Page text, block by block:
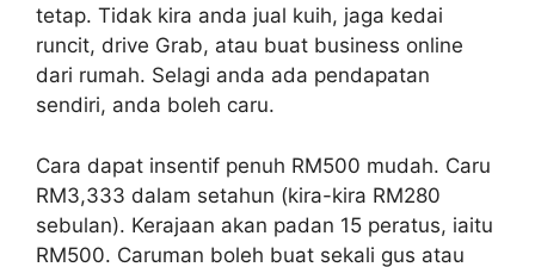
tetap. Tidak kira anda jual kuih, jaga kedai
runcit, drive Grab, atau buat business online
dari rumah. Selagi anda ada pendapatan
sendiri, anda boleh caru.
Cara dapat insentif penuh RM500 mudah. Caru
RM3,333 dalam setahun (kira-kira RM280
sebulan). Kerajaan akan padan 15 peratus, iaitu
RM500. Caruman boleh buat sekali gus atau